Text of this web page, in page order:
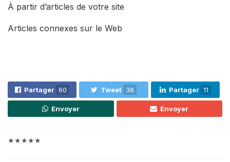
À partir d’articles de votre site
Articles connexes sur le Web
Partager 60 Tweet 38 Partager 11
Envoyer Envoyer
★★★★★